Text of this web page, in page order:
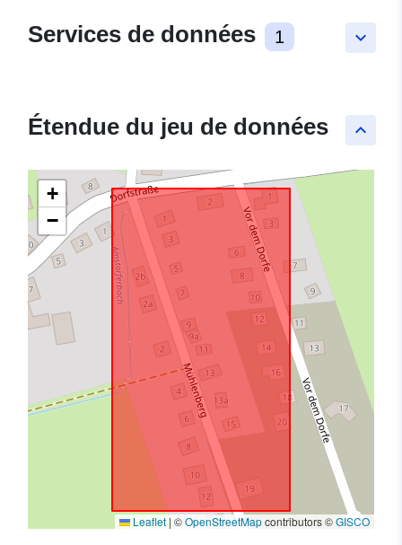
keyboard_arrow_down
Services de données 1
keyboard_arrow_up
Étendue du jeu de données
+
−
Leaflet | ©OpenStreetMapcontributors ©GISCO